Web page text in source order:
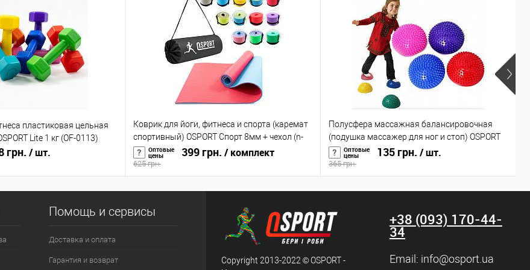
пластиковая цельная
Lite 1 кг (OF-0113)
грн. / шт.
Коврик для йоги, фитнеса и спорта (каремат
спортивный) OSPORT Спорт 8мм + чехол (n-
0008)Оптовые
цены 399 грн. / комплект
625 грн.
Полусфера массажная балансировочная
(подушка массажер для ног и стоп) OSPORT
(OF-0059)
Оптовые
цены 135 грн. / шт.
365 грн.
Помощь и сервисы
Доставка и оплата
Гарантия и возврат
Copyright 2013-2022 © OSPORT -
+38 (093) 170-44-
34
Email: info@osport.ua